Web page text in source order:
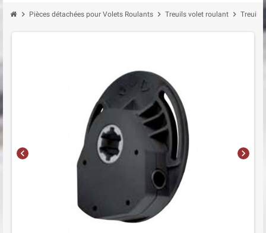
chevron_right Pièces détachées pour Volets Roulants chevron_right Treuils volet roulant chevron_right Treuil
chevron_left chevron_right